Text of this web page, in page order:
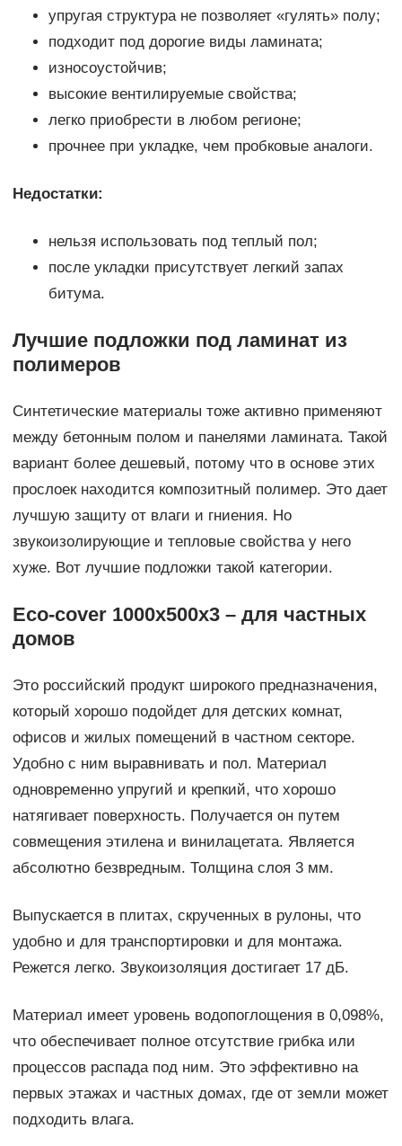
упругая структура не позволяет «гулять» полу;
подходит под дорогие виды ламината;
износоустойчив;
высокие вентилируемые свойства;
легко приобрести в любом регионе;
прочнее при укладке, чем пробковые аналоги.
Недостатки:
нельзя использовать под теплый пол;
после укладки присутствует легкий запах
битума.
Лучшие подложки под ламинат из
полимеров
Синтетические материалы тоже активно применяют
между бетонным полом и панелями ламината. Такой
вариант более дешевый, потому что в основе этих
прослоек находится композитный полимер. Это дает
лучшую защиту от влаги и гниения. Но
звукоизолирующие и тепловые свойства у него
хуже. Вот лучшие подложки такой категории.
Eco-cover 1000х500х3 – для частных
домов
Это российский продукт широкого предназначения,
который хорошо подойдет для детских комнат,
офисов и жилых помещений в частном секторе.
Удобно с ним выравнивать и пол. Материал
одновременно упругий и крепкий, что хорошо
натягивает поверхность. Получается он путем
совмещения этилена и винилацетата. Является
абсолютно безвредным. Толщина слоя 3 мм.
Выпускается в плитах, скрученных в рулоны, что
удобно и для транспортировки и для монтажа.
Режется легко. Звукоизоляция достигает 17 дБ.
Материал имеет уровень водопоглощения в 0,098%,
что обеспечивает полное отсутствие грибка или
процессов распада под ним. Это эффективно на
первых этажах и частных домах, где от земли может
подходить влага.